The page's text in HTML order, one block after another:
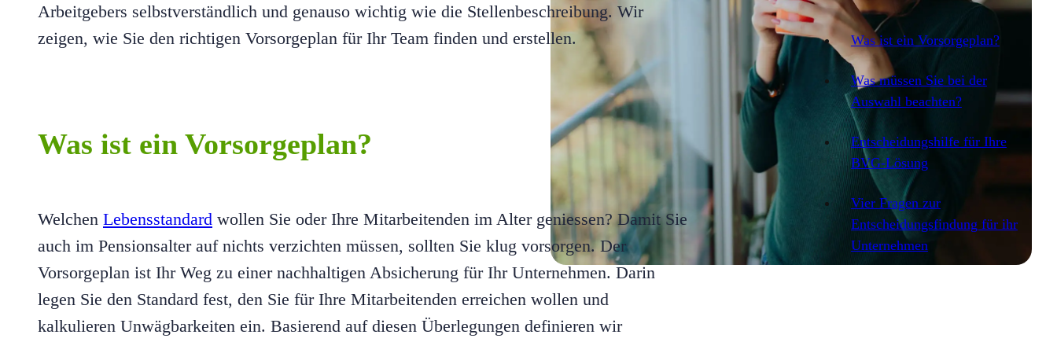
Arbeitgebers selbstverständlich und genauso wichtig wie die Stellenbeschreibung. Wir
zeigen, wie Sie den richtigen Vorsorgeplan für Ihr Team finden und erstellen.
Was ist ein Vorsorgeplan?
Welchen Lebensstandard wollen Sie oder Ihre Mitarbeitenden im Alter geniessen? Damit Sie
auch im Pensionsalter auf nichts verzichten müssen, sollten Sie klug vorsorgen. Der
Vorsorgeplan ist Ihr Weg zu einer nachhaltigen Absicherung für Ihr Unternehmen. Darin
legen Sie den Standard fest, den Sie für Ihre Mitarbeitenden erreichen wollen und
kalkulieren Unwägbarkeiten ein. Basierend auf diesen Überlegungen definieren wir
Was ist ein Vorsorgeplan?
Was müssen Sie bei der
Auswahl beachten?
Entscheidungshilfe für Ihre
BVG-Lösung
Vier Fragen zur
Entscheidungsfindung für ihr
Unternehmen